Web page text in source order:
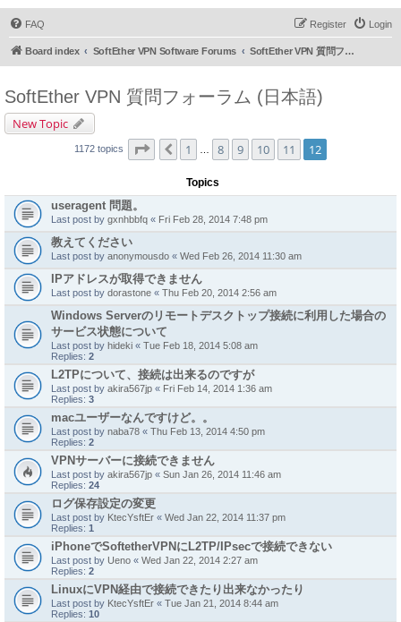
FAQ Login
Register
Board index SoftEther VPN Software Forums SoftEther VPN 質問フォーラム (日本語)
SoftEther VPN 質問フォーラム (日本語)
New Topic
1172 topics Page 12 of12
Previous
1 8 9 10 11 12
Topics
useragent 問題。
Last post by gxnhbbfq « Fri Feb 28, 2014 7:48 pm
教えてください
Last post by anonymousdo « Wed Feb 26, 2014 11:30 am
IPアドレスが取得できません
Last post by dorastone « Thu Feb 20, 2014 2:56 am
Windows Serverのリモートデスクトップ接続に利用した場合の
サービス状態について
Last post by hideki « Tue Feb 18, 2014 5:08 am
Replies: 2
L2TPについて、接続は出来るのですが
Last post by akira567jp « Fri Feb 14, 2014 1:36 am
Replies: 3
macユーザーなんですけど。。
Last post by naba78 « Thu Feb 13, 2014 4:50 pm
Replies: 2
VPNサーバーに接続できません
Last post by akira567jp « Sun Jan 26, 2014 11:46 am
Replies: 24
ログ保存設定の変更
Last post by KtecYsftEr « Wed Jan 22, 2014 11:37 pm
Replies: 1
iPhoneでSoftetherVPNにL2TP/IPsecで接続できない
Last post by Ueno « Wed Jan 22, 2014 2:27 am
Replies: 2
LinuxにVPN経由で接続できたり出来なかったり
Last post by KtecYsftEr « Tue Jan 21, 2014 8:44 am
Replies: 10